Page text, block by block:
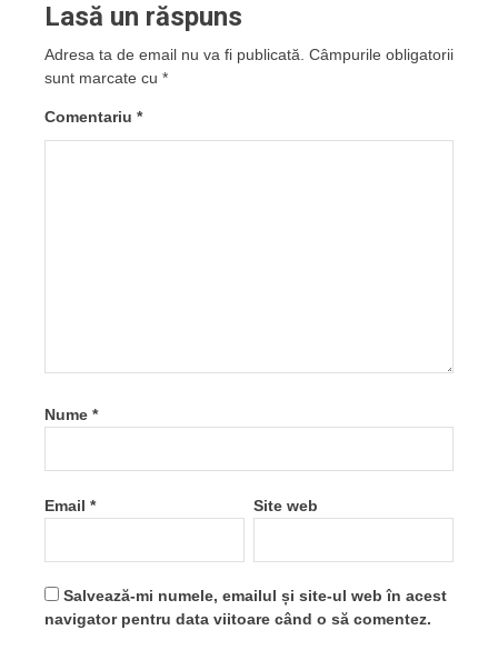
Lasă un răspuns
Adresa ta de email nu va fi publicată. Câmpurile obligatorii
sunt marcate cu *
Comentariu *
Nume *
Email * Site web
Salvează-mi numele, emailul și site-ul web în acest
navigator pentru data viitoare când o să comentez.